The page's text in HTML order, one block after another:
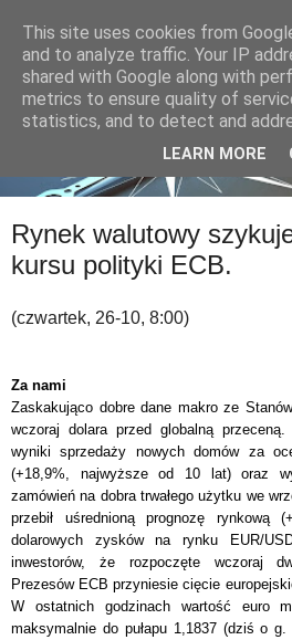
Rynek walutowy
kursu polityki ECB.
(czwartek, 26-10, 8:00)
Za nami
Zaskakująco dobre dane makro ze
wczoraj dolara przed globalną
wyniki sprzedaży nowych domów za
(+18,9%, najwyższe od 10 lat) oraz
zamówień na dobra trwałego użytku we
przebił uśrednioną prognozę rynkową
dolarowych zysków na rynku EUR/
inwestorów, że rozpoczęte wczoraj
Prezesów ECB przyniesie cięcie
W ostatnich godzinach wartość euro
maksymalnie do pułapu 1,1837 (dziś o g.
This site uses cookies from
and to analyze traffic. Your IP
shared with Google along with
metrics to ensure quality of
statistics, and to detect and
LEARN MORE